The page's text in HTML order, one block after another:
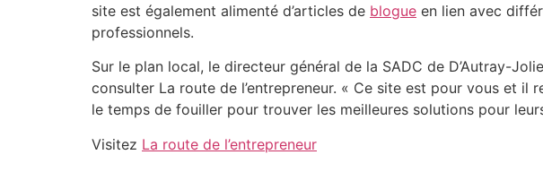
site est également alimenté d’articles de blogue en lien avec
professionnels.
Sur le plan local, le directeur général de la SADC de D’Autray-
consulter La route de l’entrepreneur. « Ce site est pour vous et
le temps de fouiller pour trouver les meilleures solutions pour
Visitez La route de l’entrepreneur